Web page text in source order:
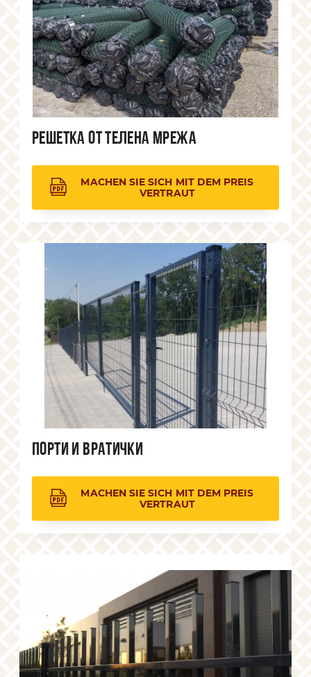
Решетка от телена мрежа
MACHEN SIE SICH MIT DEM PREIS
VERTRAUT
Порти и вратички
MACHEN SIE SICH MIT DEM PREIS
VERTRAUT